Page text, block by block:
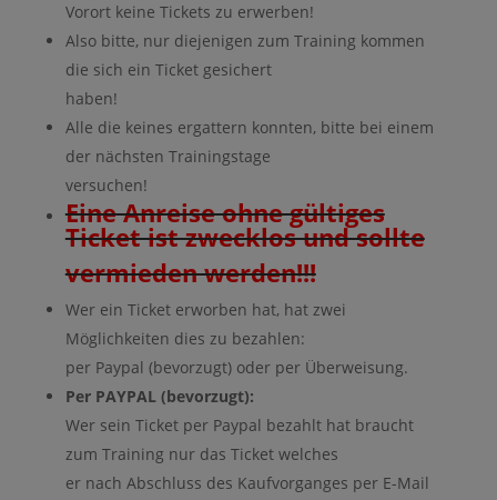
Vorort keine Tickets zu erwerben!
Also bitte, nur diejenigen zum Training kommen
die sich ein Ticket gesichert
haben!
Alle die keines ergattern konnten, bitte bei einem
der nächsten Trainingstage
versuchen!
Eine Anreise ohne gültiges
Ticket ist zwecklos und sollte
vermieden werden!!!
Wer ein Ticket erworben hat, hat zwei
Möglichkeiten dies zu bezahlen:
per Paypal (bevorzugt) oder per Überweisung.
Per PAYPAL (bevorzugt):
Wer sein Ticket per Paypal bezahlt hat braucht
zum Training nur das Ticket welches
er nach Abschluss des Kaufvorganges per E-Mail